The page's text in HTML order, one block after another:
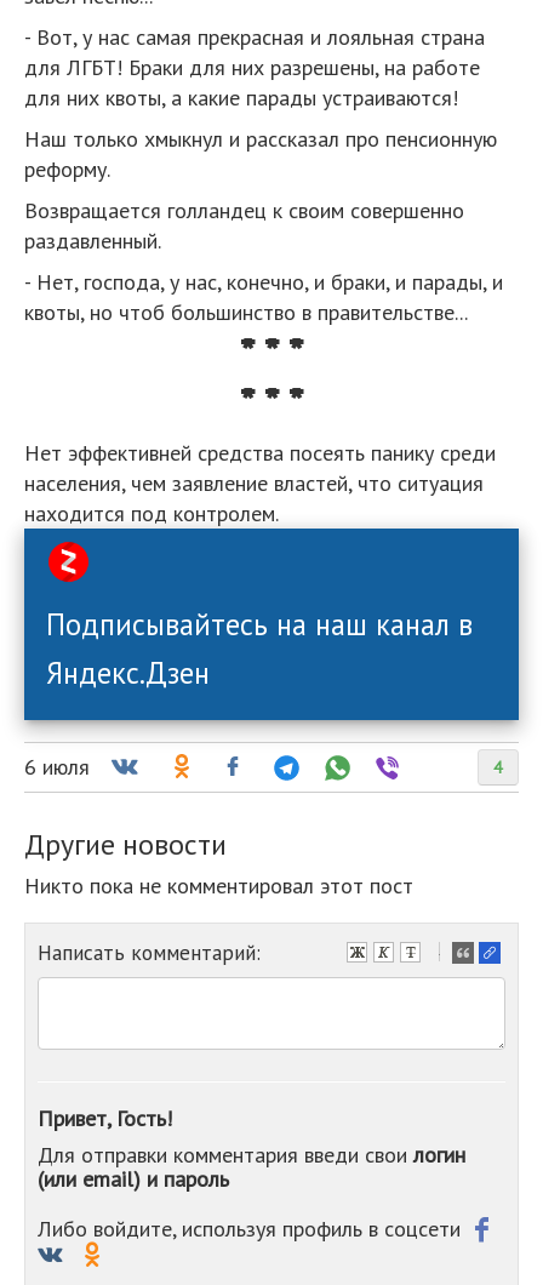
- Вот, у нас самая прекрасная и лояльная страна
для ЛГБТ! Браки для них разрешены, на работе
для них квоты, а какие парады устраиваются!
Наш только хмыкнул и рассказал про пенсионную
реформу.
Возвращается голландец к своим совершенно
раздавленный.
- Нет, господа, у нас, конечно, и браки, и парады, и
квоты, но чтоб большинство в правительстве...
* * *
* * *
Нет эффективней средства посеять панику среди
населения, чем заявление властей, что ситуация
находится под контролем.
Подписывайтесь на наш канал в
Яндекс.Дзен
4
6 июля
Другие новости
Никто пока не комментировал этот пост
Написать комментарий:
-
-
-
-
Привет, Гость!
Для отправки комментария введи своилогин
(или email) и пароль
Либо войдите, используя профиль в соцсети